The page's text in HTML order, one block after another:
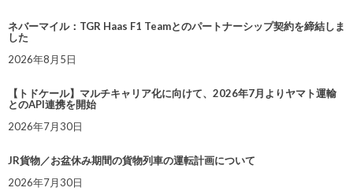
ネバーマイル：TGR Haas F1 Teamとのパートナーシップ契約を締結しま
した
2026年8月5日
【トドケール】マルチキャリア化に向けて、2026年7月よりヤマト運輸
とのAPI連携を開始
2026年7月30日
JR貨物／お盆休み期間の貨物列車の運転計画について
2026年7月30日